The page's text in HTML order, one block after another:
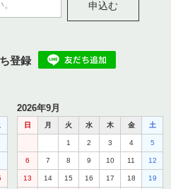
申込む
登録
2026年9月
日 月 火 水 木 金 土
1 2 3 4 5
6 7 8 9 10 11 12
13 14 15 16 17 18 19